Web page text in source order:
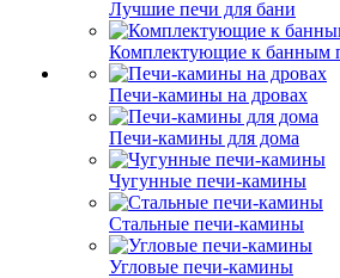
Лучшие печи для бани
Комплектующие к банным
Печи-камины на дровах
Печи-камины для дома
Чугунные печи-камины
Стальные печи-камины
Угловые печи-камины